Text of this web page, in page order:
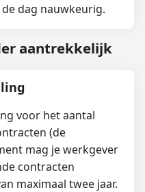
dag nauwkeurig.
aantrekkelijk
voor het aantal
(de
mag je werkgever
contracten
maximaal twee jaar.